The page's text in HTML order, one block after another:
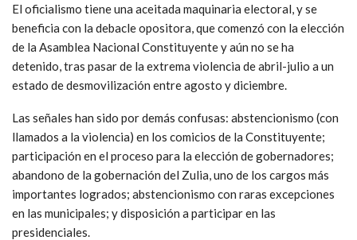
El oficialismo tiene una aceitada maquinaria electoral, y se
beneficia con la debacle opositora, que comenzó con la elección
de la Asamblea Nacional Constituyente y aún no se ha
detenido, tras pasar de la extrema violencia de abril-julio a un
estado de desmovilización entre agosto y diciembre.
Las señales han sido por demás confusas: abstencionismo (con
llamados a la violencia) en los comicios de la Constituyente;
participación en el proceso para la elección de gobernadores;
abandono de la gobernación del Zulia, uno de los cargos más
importantes logrados; abstencionismo con raras excepciones
en las municipales; y disposición a participar en las
presidenciales.